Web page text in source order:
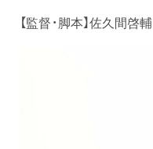
【監督・脚本】佐久間啓輔